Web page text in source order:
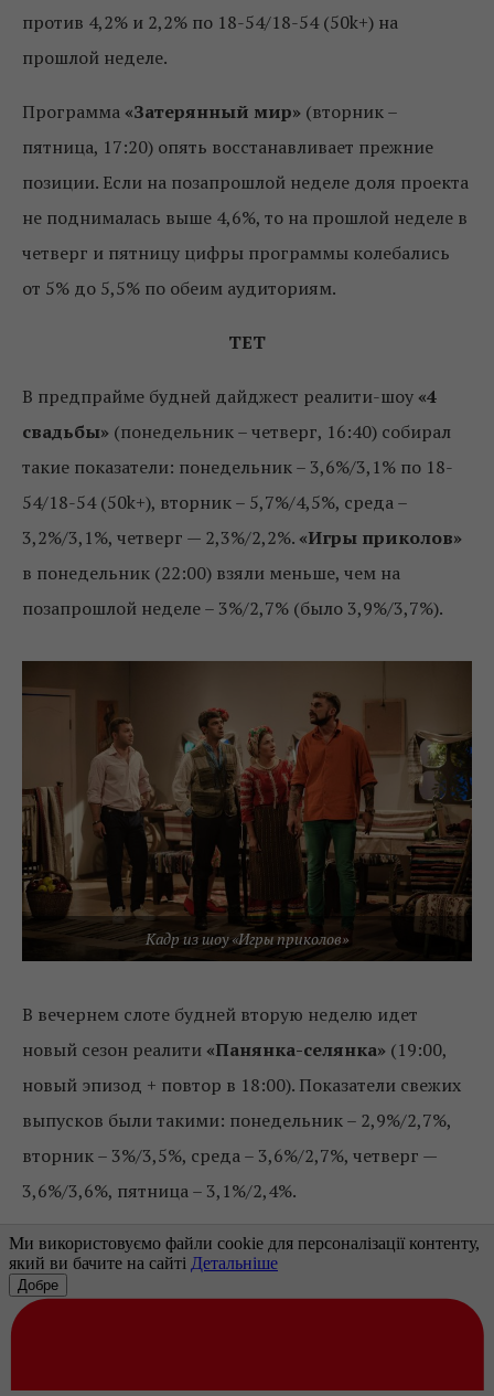
против 4,2% и 2,2% по 18-54/18-54 (50k+) на
прошлой неделе.
Программа «Затерянный мир» (вторник –
пятница, 17:20) опять восстанавливает прежние
позиции. Если на позапрошлой неделе доля проекта
не поднималась выше 4,6%, то на прошлой неделе в
четверг и пятницу цифры программы колебались
от 5% до 5,5% по обеим аудиториям.
ТЕТ
В предпрайме будней дайджест реалити-шоу «4
свадьбы» (понедельник – четверг, 16:40) собирал
такие показатели: понедельник – 3,6%/3,1% по 18-
54/18-54 (50k+), вторник – 5,7%/4,5%, среда –
3,2%/3,1%, четверг — 2,3%/2,2%. «Игры приколов»
в понедельник (22:00) взяли меньше, чем на
позапрошлой неделе – 3%/2,7% (было 3,9%/3,7%).
Кадр из шоу «Игры приколов»
В вечернем слоте будней вторую неделю идет
новый сезон реалити «Панянка-селянка» (19:00,
новый эпизод + повтор в 18:00). Показатели свежих
выпусков были такими: понедельник – 2,9%/2,7%,
вторник – 3%/3,5%, среда – 3,6%/2,7%, четверг —
3,6%/3,6%, пятница – 3,1%/2,4%.
Сериалы
СТБ